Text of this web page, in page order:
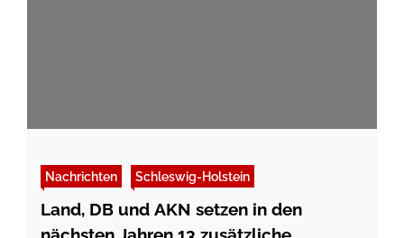
Nachrichten Schleswig-Holstein
Land, DB und AKN setzen in den